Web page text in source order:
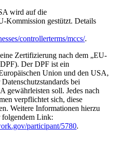
wird auf die
Kommission gestützt. Details
controllerterms/mccs/.
Zertifizierung nach dem „EU-
Der DPF ist ein
Union und den USA,
bei
gewährleisten soll. Jedes nach
verpflichtet sich, diese
Weitere Informationen hierzu
folgendem Link:
participant/5780.